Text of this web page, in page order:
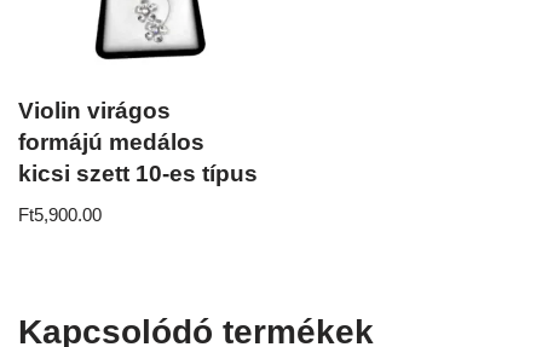
Violin virágos
formájú medálos
kicsi szett 10-es típus
Ft5,900.00
Kapcsolódó termékek